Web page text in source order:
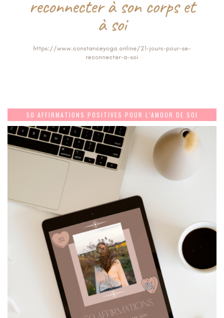
50 AFFIRMATIONS POSITIVES POUR L’AMOUR DE SOI